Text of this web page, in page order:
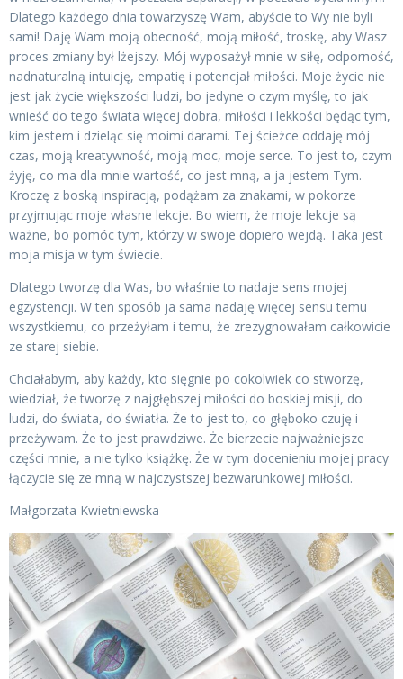
Dlatego każdego dnia towarzyszę Wam, abyście to Wy nie byli
sami! Daję Wam moją obecność, moją miłość, troskę, aby Wasz
proces zmiany był lżejszy. Mój wyposażył mnie w siłę, odporność,
nadnaturalną intuicję, empatię i potencjał miłości. Moje życie nie
jest jak życie większości ludzi, bo jedyne o czym myślę, to jak
wnieść do tego świata więcej dobra, miłości i lekkości będąc tym,
kim jestem i dzieląc się moimi darami. Tej ścieżce oddaję mój
czas, moją kreatywność, moją moc, moje serce. To jest to, czym
żyję, co ma dla mnie wartość, co jest mną, a ja jestem Tym.
Kroczę z boską inspiracją, podążam za znakami, w pokorze
przyjmując moje własne lekcje. Bo wiem, że moje lekcje są
ważne, bo pomóc tym, którzy w swoje dopiero wejdą. Taka jest
moja misja w tym świecie.
Dlatego tworzę dla Was, bo właśnie to nadaje sens mojej
egzystencji. W ten sposób ja sama nadaję więcej sensu temu
wszystkiemu, co przeżyłam i temu, że zrezygnowałam całkowicie
ze starej siebie.
Chciałabym, aby każdy, kto sięgnie po cokolwiek co stworzę,
wiedział, że tworzę z najgłębszej miłości do boskiej misji, do
ludzi, do świata, do światła. Że to jest to, co głęboko czuję i
przeżywam. Że to jest prawdziwe. Że bierzecie najważniejsze
części mnie, a nie tylko książkę. Że w tym docenieniu mojej pracy
łączycie się ze mną w najczystszej bezwarunkowej miłości.
Małgorzata Kwietniewska